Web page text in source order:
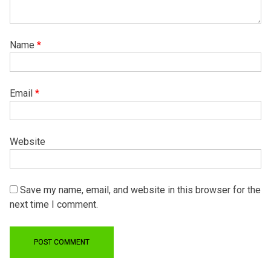
Name *
Email *
Website
Save my name, email, and website in this browser for the
next time I comment.